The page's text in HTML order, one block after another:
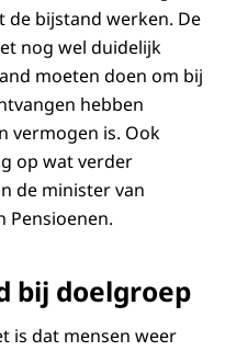
de bijstand werken. De
nog wel duidelijk
moeten doen om bij
hebben
vermogen is. Ook
op wat verder
de minister van
Pensioenen.
bij doelgroep
is dat mensen weer